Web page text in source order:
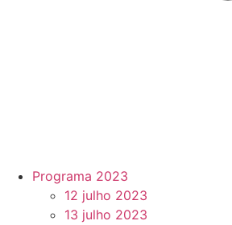
Programa 2023
12 julho 2023
13 julho 2023